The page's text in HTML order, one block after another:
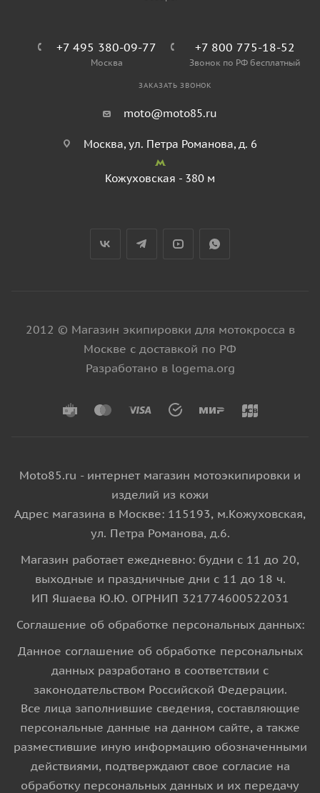
+7 495 380-09-77
Москва
+7 800 775-18-52
Звонок по РФ бесплатный
ЗАКАЗАТЬ ЗВОНОК
moto@moto85.ru
Москва, ул. Петра Романова, д. 6
Кожуховская - 380 м
2012 © Магазин экипировки для мотокросса в
Москве с доставкой по РФ
Разработано в logema.org
Moto85.ru - интернет магазин мотоэкипировки и
изделий из кожи
Адрес магазина в Москве: 115193, м.Кожуховская,
ул. Петра Романова, д.6.
Магазин работает ежедневно: будни с 11 до 20,
выходные и праздничные дни с 11 до 18 ч.
ИП Яшаева Ю.Ю. ОГРНИП 321774600522031
Соглашение об обработке персональных данных:
Данное соглашение об обработке персональных
данных разработано в соответствии с
законодательством Российской Федерации.
Все лица заполнившие сведения, составляющие
персональные данные на данном сайте, а также
разместившие иную информацию обозначенными
действиями, подтверждают свое согласие на
обработку персональных данных и их передачу